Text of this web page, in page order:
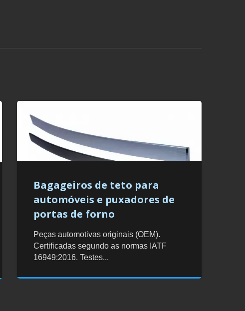
Bagageiros de teto para
automóveis e puxadores de
portas de forno
Peças automotivas originais (OEM).
Certificadas segundo as normas IATF
16949:2016. Testes...